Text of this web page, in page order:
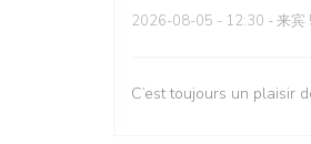
2026-08-05 - 12:30 - 来宾
C’est toujours un plaisir